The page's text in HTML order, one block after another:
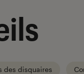
des disquaires